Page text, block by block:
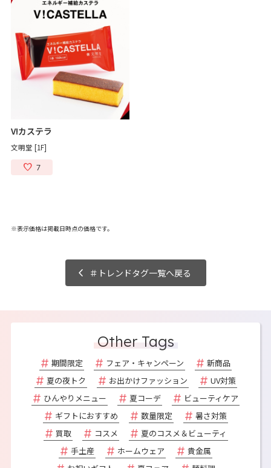
V!カステラ
文明堂 [1F]
7
※表示価格は掲載日時点の価格です。
＃トレンドタグ一覧へ戻る
Other Tags
期間限定 フェア・キャンペーン
新商品
夏の夜トク
お出かけファッション
UV対策
ひんやりメニュー
夏コーデ
ビューティケア
ギフトにおすすめ
数量限定
暑さ対策
買取
コスメ
夏のコスメ＆ビューティ
手土産
ホームウェア
貴金属